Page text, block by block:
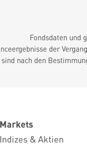
Fondsdaten und
der
nach den
Markets
Indizes & Aktien